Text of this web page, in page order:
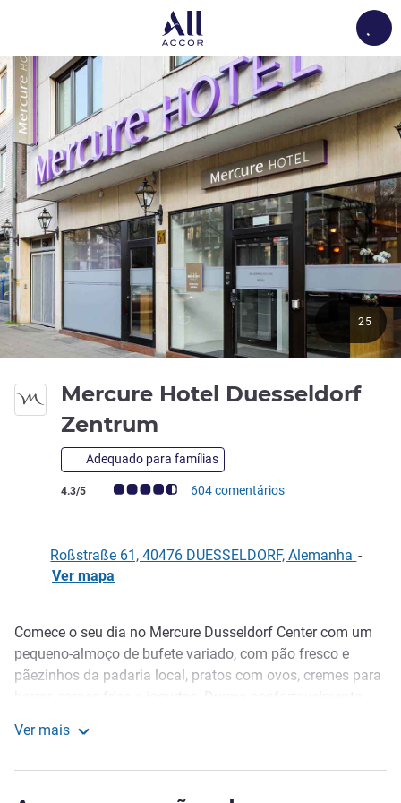
Mercure Hotel Duesseldorf
Zentrum
Adequado para famílias
Nota clientes Avis (Classificação ALL)
4.3/5 604 comentários
25
Roßstraße 61, 40476 DUESSELDORF, Alemanha -
Ver mapa
Descrição
Comece o seu dia no Mercure Dusseldorf Center com um
pequeno-almoço de bufete variado, com pão fresco e
pãezinhos da padaria local, pratos com ovos, cremes para
ideal para diversas atividades: visitar o centro histórico,
Ver mais